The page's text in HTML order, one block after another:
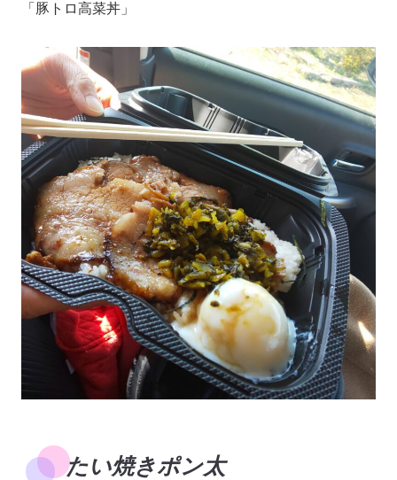
「豚トロ高菜丼」
たい焼きポン太